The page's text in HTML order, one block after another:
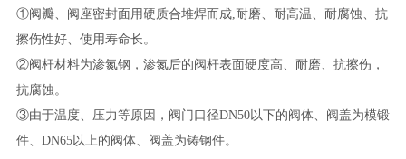
①阀瓣、阀座密封面用硬质合堆焊而成,耐磨、耐高温、耐腐蚀、抗
擦伤性好、使用寿命长。
②阀杆材料为渗氮钢，渗氮后的阀杆表面硬度高、耐磨、抗擦伤，
抗腐蚀。
③由于温度、压力等原因，阀门口径DN50以下的阀体、阀盖为模锻
件、DN65以上的阀体、阀盖为铸钢件。